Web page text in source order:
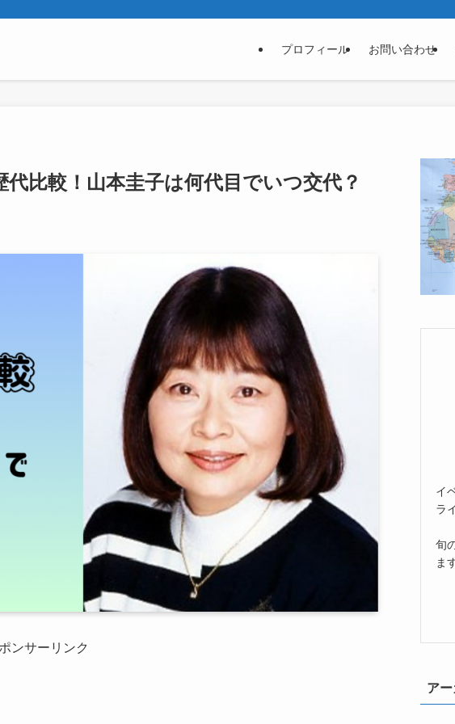
プロフィール お問い合わせ
比較！山本圭子は何代目でいつ交代？
ンサーリンク
イ
ラ
旬
ま
ア